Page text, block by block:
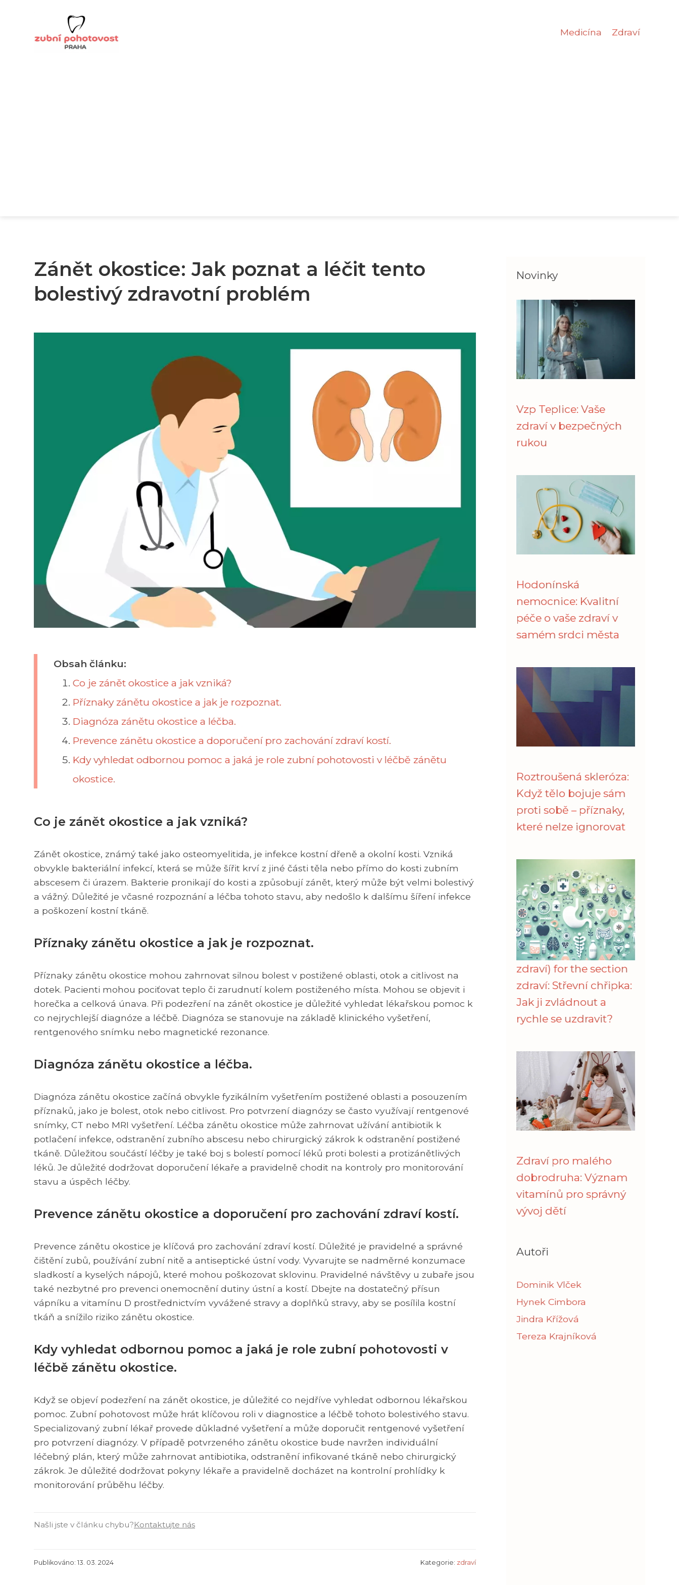
Medicína Zdraví
Zánět okostice: Jak poznat a léčit tento
bolestivý zdravotní problém
Obsah článku:
Co je zánět okostice a jak vzniká?
Příznaky zánětu okostice a jak je rozpoznat.
Diagnóza zánětu okostice a léčba.
Prevence zánětu okostice a doporučení pro zachování zdraví kostí.
Kdy vyhledat odbornou pomoc a jaká je role zubní pohotovosti v léčbě zánětu
okostice.
Co je zánět okostice a jak vzniká?
Zánět okostice, známý také jako osteomyelitida, je infekce kostní dřeně a okolní kosti. Vzniká
obvykle bakteriální infekcí, která se může šířit krví z jiné části těla nebo přímo do kosti zubním
abscesem či úrazem. Bakterie pronikají do kosti a způsobují zánět, který může být velmi bolestivý
a vážný. Důležité je včasné rozpoznání a léčba tohoto stavu, aby nedošlo k dalšímu šíření infekce
a poškození kostní tkáně.
Příznaky zánětu okostice a jak je rozpoznat.
Příznaky zánětu okostice mohou zahrnovat silnou bolest v postižené oblasti, otok a citlivost na
dotek. Pacienti mohou pociťovat teplo či zarudnutí kolem postiženého místa. Mohou se objevit i
horečka a celková únava. Při podezření na zánět okostice je důležité vyhledat lékařskou pomoc k
co nejrychlejší diagnóze a léčbě. Diagnóza se stanovuje na základě klinického vyšetření,
rentgenového snímku nebo magnetické rezonance.
Diagnóza zánětu okostice a léčba.
Diagnóza zánětu okostice začíná obvykle fyzikálním vyšetřením postižené oblasti a posouzením
příznaků, jako je bolest, otok nebo citlivost. Pro potvrzení diagnózy se často využívají rentgenové
snímky, CT nebo MRI vyšetření. Léčba zánětu okostice může zahrnovat užívání antibiotik k
potlačení infekce, odstranění zubního abscesu nebo chirurgický zákrok k odstranění postižené
tkáně. Důležitou součástí léčby je také boj s bolestí pomocí léků proti bolesti a protizánětlivých
léků. Je důležité dodržovat doporučení lékaře a pravidelně chodit na kontroly pro monitorování
stavu a úspěch léčby.
Prevence zánětu okostice a doporučení pro zachování zdraví kostí.
Prevence zánětu okostice je klíčová pro zachování zdraví kostí. Důležité je pravidelné a správné
čištění zubů, používání zubní nitě a antiseptické ústní vody. Vyvarujte se nadměrné konzumace
sladkostí a kyselých nápojů, které mohou poškozovat sklovinu. Pravidelné návštěvy u zubaře jsou
také nezbytné pro prevenci onemocnění dutiny ústní a kostí. Dbejte na dostatečný přísun
vápníku a vitamínu D prostřednictvím vyvážené stravy a doplňků stravy, aby se posílila kostní
tkáň a snížilo riziko zánětu okostice.
Kdy vyhledat odbornou pomoc a jaká je role zubní pohotovosti v
léčbě zánětu okostice.
Když se objeví podezření na zánět okostice, je důležité co nejdříve vyhledat odbornou lékařskou
pomoc. Zubní pohotovost může hrát klíčovou roli v diagnostice a léčbě tohoto bolestivého stavu.
Specializovaný zubní lékař provede důkladné vyšetření a může doporučit rentgenové vyšetření
pro potvrzení diagnózy. V případě potvrzeného zánětu okostice bude navržen individuální
léčebný plán, který může zahrnovat antibiotika, odstranění infikované tkáně nebo chirurgický
zákrok. Je důležité dodržovat pokyny lékaře a pravidelně docházet na kontrolní prohlídky k
monitorování průběhu léčby.
Našli jste v článku chybu?Kontaktujte nás
Publikováno: 13. 03. 2024 Kategorie: zdraví
Novinky
Vzp Teplice: Vaše
zdraví v bezpečných
rukou
Hodonínská
nemocnice: Kvalitní
péče o vaše zdraví v
samém srdci města
Roztroušená skleróza:
Když tělo bojuje sám
proti sobě – příznaky,
které nelze ignorovat
zdraví) for the section
zdraví: Střevní chřipka:
Jak ji zvládnout a
rychle se uzdravit?
Zdraví pro malého
dobrodruha: Význam
vitamínů pro správný
vývoj dětí
Autoři
Dominik Vlček
Hynek Cimbora
Jindra Křížová
Tereza Krajníková